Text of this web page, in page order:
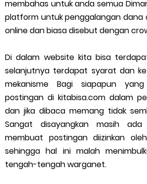
membahas untuk anda semua
platform untuk penggalangan dana
online dan biasa disebut dengan
Di dalam website kita bisa
selanjutnya terdapat syarat dan
mekanisme Bagi siapapun
postingan di kitabisa.com dalam
dan jika dibaca memang tidak
Sangat disayangkan masih
membuat postingan diizinkan
sehingga hal ini malah
tengah-tengah warganet.